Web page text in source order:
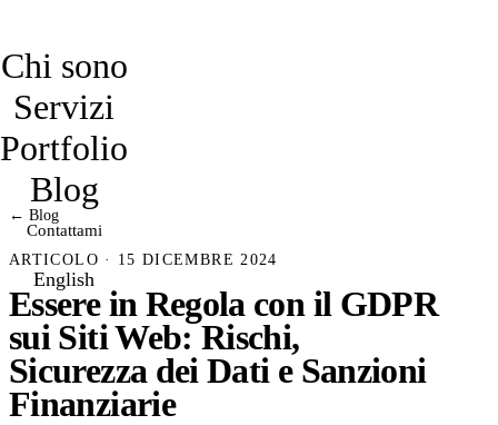
Chi sono
Servizi
Portfolio
Blog
Contattami
English
← Blog
ARTICOLO · 15 DICEMBRE 2024
Essere in Regola con il GDPR
sui Siti Web: Rischi,
Sicurezza dei Dati e Sanzioni
Finanziarie